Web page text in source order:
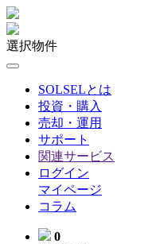
選択物件
SOLSELとは
投資・購入
売却・運用
サポート
関連サービス
ログイン
マイページ
コラム
0